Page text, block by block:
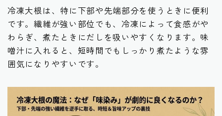
冷凍大根は、特に下部や先端部分を使うときに便利
です。繊維が強い部位でも、冷凍によって食感がや
わらぎ、煮たときにだしを吸いやすくなります。味
噌汁に入れると、短時間でもしっかり煮たような雰
囲気になりやすいです。